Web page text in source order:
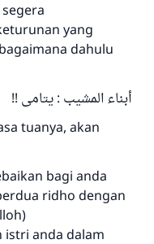
yang
dahulu
أبناء المشيب : يتامى !!
tuanya, akan
bagi anda
ridho dengan
anda dalam